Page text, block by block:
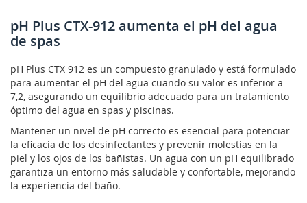
pH Plus CTX-912 aumenta el pH del agua
de spas
pH Plus CTX 912 es un compuesto granulado y está formulado
para aumentar el pH del agua cuando su valor es inferior a
7,2, asegurando un equilibrio adecuado para un tratamiento
óptimo del agua en spas y piscinas.
Mantener un nivel de pH correcto es esencial para potenciar
la eficacia de los desinfectantes y prevenir molestias en la
piel y los ojos de los bañistas. Un agua con un pH equilibrado
garantiza un entorno más saludable y confortable, mejorando
la experiencia del baño.